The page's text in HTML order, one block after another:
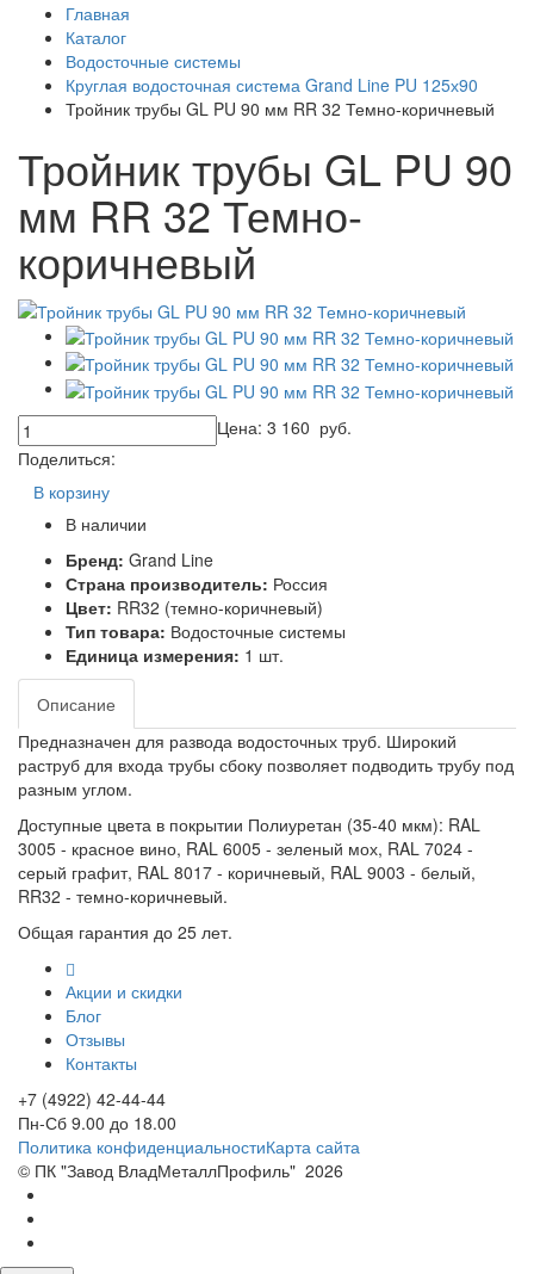
Главная
Каталог
Водосточные системы
Круглая водосточная система Grand Line PU 125х90
Тройник трубы GL PU 90 мм RR 32 Темно-коричневый
Тройник трубы GL PU 90
мм RR 32 Темно-
коричневый
Цена: 3 160 руб.
Поделиться:
В корзину
В наличии
Бренд: Grand Line
Страна производитель: Россия
Цвет: RR32 (темно-коричневый)
Тип товара: Водосточные системы
Единица измерения: 1 шт.
Описание
Предназначен для развода водосточных труб. Широкий
раструб для входа трубы сбоку позволяет подводить трубу под
разным углом.
Доступные цвета в покрытии Полиуретан (35-40 мкм): RAL
3005 - красное вино, RAL 6005 - зеленый мох, RAL 7024 -
серый графит, RAL 8017 - коричневый, RAL 9003 - белый,
RR32 - темно-коричневый.
Общая гарантия до 25 лет.
Акции и скидки
Блог
Отзывы
Контакты
+7 (4922) 42-44-44
Пн-Сб 9.00 до 18.00
Политика конфиденциальностиКарта сайта
© ПК "Завод ВладМеталлПрофиль" 2026